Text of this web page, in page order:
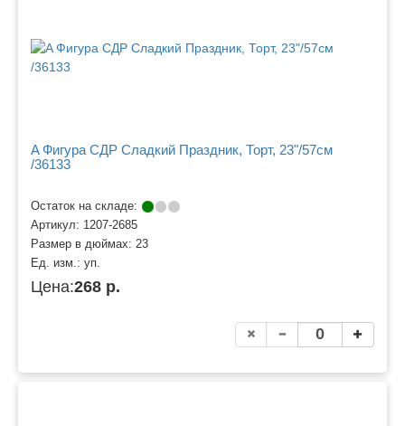
A Фигура СДР Сладкий Праздник, Торт, 23"/57см
/36133
Остаток на складе:
Артикул: 1207-2685
Размер в дюймах: 23
Ед. изм.: уп.
Цена:268 р.